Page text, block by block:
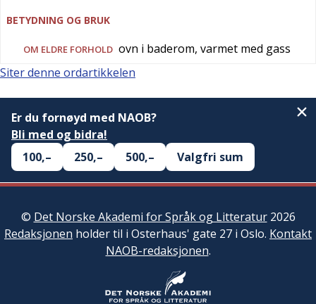
BETYDNING OG BRUK
OM ELDRE FORHOLD ovn i baderom, varmet med gass
Siter denne ordartikkelen
Er du fornøyd med NAOB?
Bli med og bidra!
100,–
250,– 500,– Valgfri sum
© Det Norske Akademi for Språk og Litteratur2026
Redaksjonen holder til i Osterhaus' gate 27 i Oslo. Kontakt
NAOB-redaksjonen.